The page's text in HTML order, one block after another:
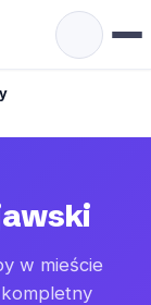
w mieście